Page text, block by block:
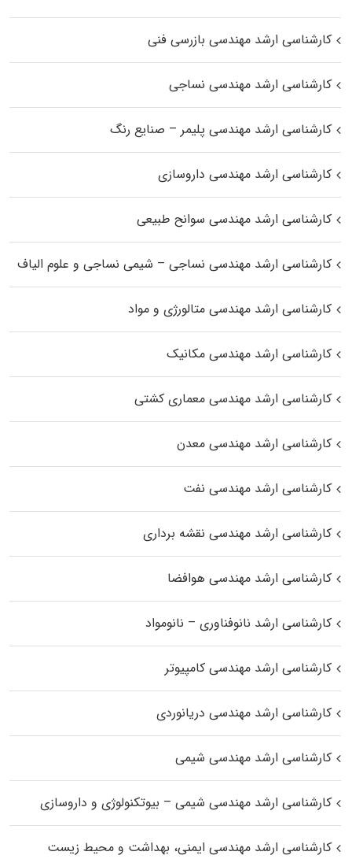
کارشناسی ارشد مهندسی بازرسی فنی
کارشناسی ارشد مهندسی نساجی
کارشناسی ارشد مهندسی پلیمر – صنایع رنگ
کارشناسی ارشد مهندسی داروسازی
کارشناسی ارشد مهندسی سوانح طبیعی
کارشناسی ارشد مهندسی نساجی – شیمی نساجی و علوم الیاف
کارشناسی ارشد مهندسی متالورژی و مواد
کارشناسی ارشد مهندسی مکانیک
کارشناسی ارشد مهندسی معماری کشتی
کارشناسی ارشد مهندسی معدن
کارشناسی ارشد مهندسی نفت
کارشناسی ارشد مهندسی نقشه برداری
کارشناسی ارشد مهندسی هوافضا
کارشناسی ارشد نانوفناوری – نانومواد
کارشناسی ارشد مهندسی کامپیوتر
کارشناسی ارشد مهندسی دریانوردی
کارشناسی ارشد مهندسی شیمی
کارشناسی ارشد مهندسی شیمی – بیوتکنولوژی و داروسازی
کارشناسی ارشد مهندسی ایمنی، بهداشت و محیط زیست